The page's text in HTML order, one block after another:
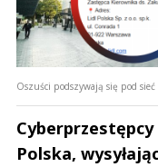
Oszuści podszywają się pod
Polska,